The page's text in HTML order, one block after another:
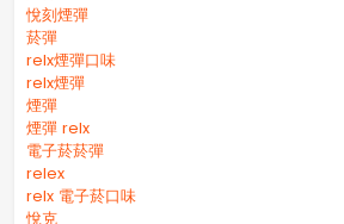
悅刻煙彈
菸彈
relx煙彈口味
relx煙彈
煙彈
煙彈 relx
電子菸菸彈
relex
relx 電子菸口味
悅克